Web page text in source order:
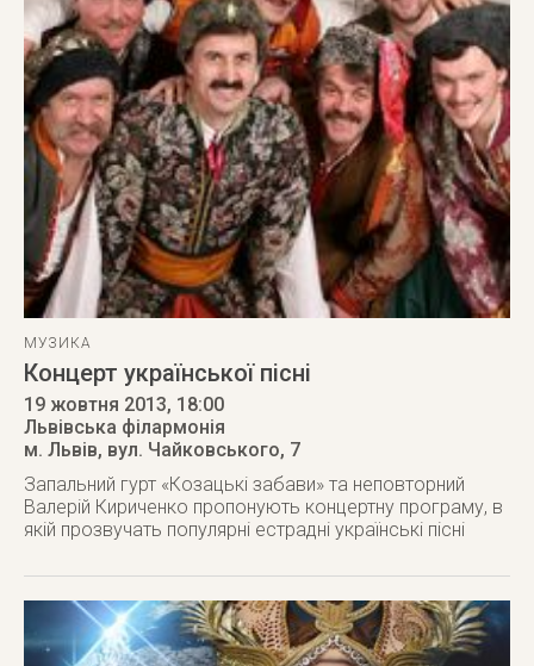
МУЗИКА
Концерт української пісні
19 жовтня 2013, 18:00
Львівська філармонія
м. Львів, вул. Чайковського, 7
Запальний гурт «Козацькі забави» та неповторний
Валерій Кириченко пропонують концертну програму, в
якій прозвучать популярні естрадні українські пісні